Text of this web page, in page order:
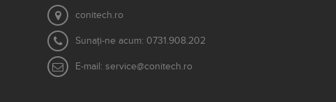
conitech.ro
Sunați-ne acum: 0731.908.202
E-mail: service@conitech.ro